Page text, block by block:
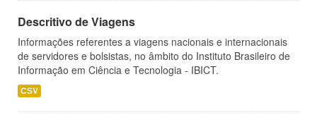
Descritivo de Viagens
Informações referentes a viagens nacionais e internacionais
de servidores e bolsistas, no âmbito do Instituto Brasileiro de
Informação em Ciência e Tecnologia - IBICT.
CSV